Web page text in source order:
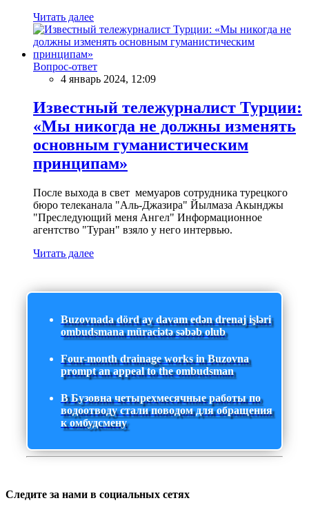
Читать далее
Вопрос-ответ
4 январь 2024, 12:09
Известный тележурналист Турции:
«Мы никогда не должны изменять
основным гуманистическим
принципам»
После выхода в свет мемуаров сотрудника турецкого
бюро телеканала "Аль-Джазира" Йылмаза Акынджы
"Преследующий меня Ангел" Информационное
агентство "Туран" взяло у него интервью.
Читать далее
Buzovnada dörd ay davam edən drenaj işləri
ombudsmana müraciətə səbəb olub
Four-month drainage works in Buzovna
prompt an appeal to the ombudsman
В Бузовна четырехмесячные работы по
водоотводу стали поводом для обращения
к омбудсмену
Следите за нами в социальных сетях